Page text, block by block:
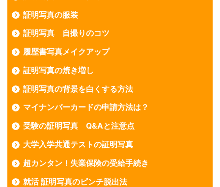
証明写真の服装
証明写真 自撮りのコツ
履歴書写真メイクアップ
証明写真の焼き増し
証明写真の背景を白くする方法
マイナンバーカードの申請方法は？
受験の証明写真 Q&Aと注意点
大学入学共通テストの証明写真
超カンタン！失業保険の受給手続き
就活 証明写真のピンチ脱出法